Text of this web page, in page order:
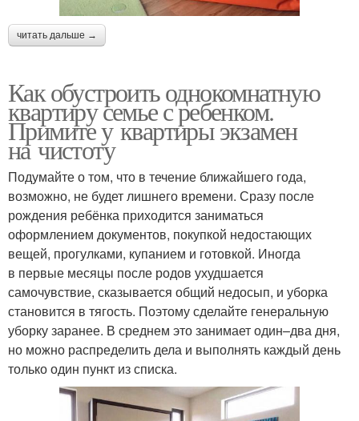
читать дальше →
Как обустроить однокомнатную
квартиру семье с ребенком.
Примите у квартиры экзамен
на чистоту
Подумайте о том, что в течение ближайшего года,
возможно, не будет лишнего времени. Сразу после
рождения ребёнка приходится заниматься
оформлением документов, покупкой недостающих
вещей, прогулками, купанием и готовкой. Иногда
в первые месяцы после родов ухудшается
самочувствие, сказывается общий недосып, и уборка
становится в тягость. Поэтому сделайте генеральную
уборку заранее. В среднем это занимает один–два дня,
но можно распределить дела и выполнять каждый день
только один пункт из списка.